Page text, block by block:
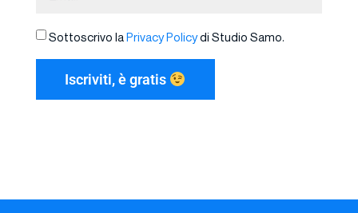
Sottoscrivo laPrivacy Policydi Studio Samo.
Iscriviti, è gratis